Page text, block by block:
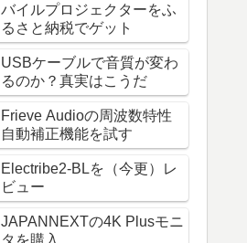
バイルプロジェクターをふ
るさと納税でゲット
USBケーブルで音質が変わ
るのか？真実はこうだ
Frieve Audioの周波数特性
自動補正機能を試す
Electribe2-BLを（今更）レ
ビュー
JAPANNEXTの4K Plusモニ
タを購入